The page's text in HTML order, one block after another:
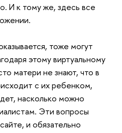
И к тому же, здесь все
тоже могут
этому виртуальному
матери не знают, что в
с их ребенком,
насколько можно
Эти вопросы
и обязательно